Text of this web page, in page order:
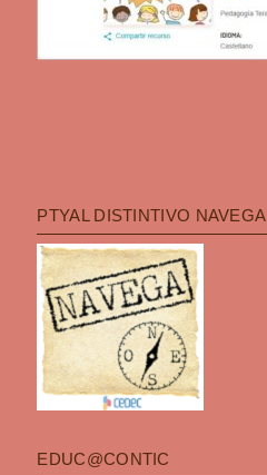
PTYAL DISTINTIVO NAVEGA
EDUC@CONTIC